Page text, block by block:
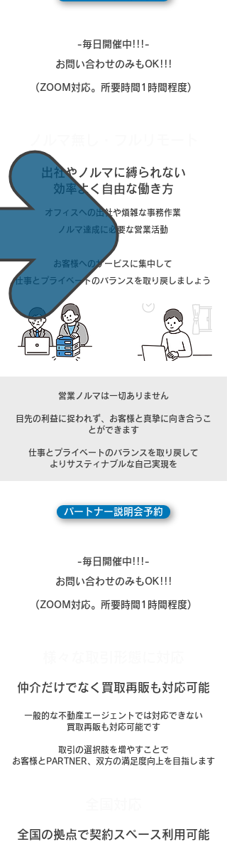
-毎日開催中!!!-
​お問い合わせのみもOK!!!
(ZOOM対応。所要時間1時間程度)
出社やノルマに縛られない
効率よく自由な働き方
オフィスへの出社や煩雑な事務作業
ノルマ達成に必要な営業活動
​お客様へのサービスに集中して
仕事とプライベートのバランスを取り戻しましょう
営業ノルマは一切ありません
目先の利益に捉われず、お客様と真摯に向き合うこ
とができます
仕事とプライベートのバランスを取り戻して
​よりサスティナブルな自己実現を
パートナー説明会予約
-毎日開催中!!!-
​お問い合わせのみもOK!!!
(ZOOM対応。所要時間1時間程度)
​仲介だけでなく買取再販も対応可能
一般的な不動産エージェントでは対応できない
買取再販も対応可能です
取引の選択肢を増やすことで
​お客様とPARTNER、双方の満足度向上を目指します
​全国の拠点で契約スペース利用可能